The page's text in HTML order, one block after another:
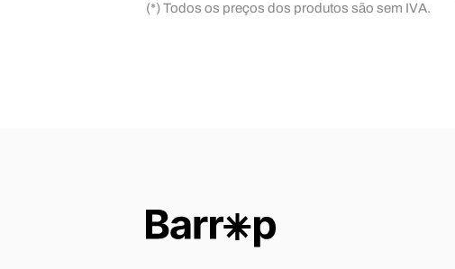
(*) Todos os preços dos produtos são sem IVA.